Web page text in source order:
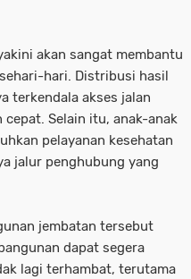
akan sangat membantu
hari. Distribusi hasil
terkendala akses jalan
Selain itu, anak-anak
pelayanan kesehatan
jalur penghubung yang
jembatan tersebut
dapat segera
lagi terhambat, terutama